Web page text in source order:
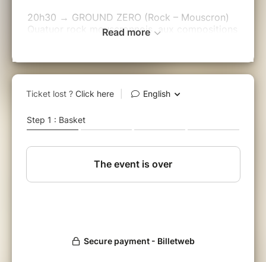
20h30 → GROUND ZERO (Rock – Mouscron)
Quatuor rock mouscronnois, aux compositions
de Smashing Pumpkins, Nirvana ou encore
Pearl Jam.
22h00 → VUDUVOX (Electro-EBM franco-
belge)
avec un style sans compromis, entre Nitzer
français, guitares incisives : leur Vaudou
Électrique est une vraie claque pour les
amateurs d’EBM et d’électro-indus.
Read more